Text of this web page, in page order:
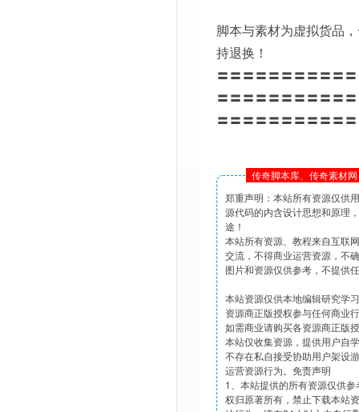
脚本与素材为虚拟货品
持退换！
〓〓〓〓〓〓〓〓〓〓
〓〓〓〓〓〓〓〓〓〓
〓〓〓〓〓〓〓〓〓〓
传奇脚本库、传奇素材
郑重声明：本站所有资源仅供
源代码的内含设计思想和原理
途！
本站所有资源、教程来自互联
交流，不得商业运营资源，不
图片和资源仅供参考，不提供
本站资源仅供本地编辑研究学
资源商正版授权参与任何商业
如需商业请购买各资源商正版
本站仅收集资源，提供用户自
不存在私自接受协助用户架设
运营资源行为。免责声明
1、本站提供的所有资源仅供
权归原著所有，禁止下载本站